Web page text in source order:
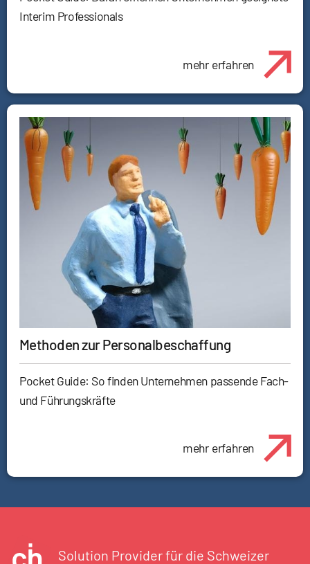
Interim Professionals
mehr erfahren
Methoden zur Personalbeschaffung
Pocket Guide: So finden Unternehmen passende Fach-
und Führungskräfte
mehr erfahren
Solution Provider für die Schweizer